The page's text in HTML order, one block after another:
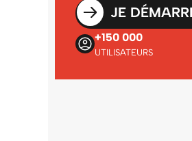
JE
+150 000
UTILISATEURS